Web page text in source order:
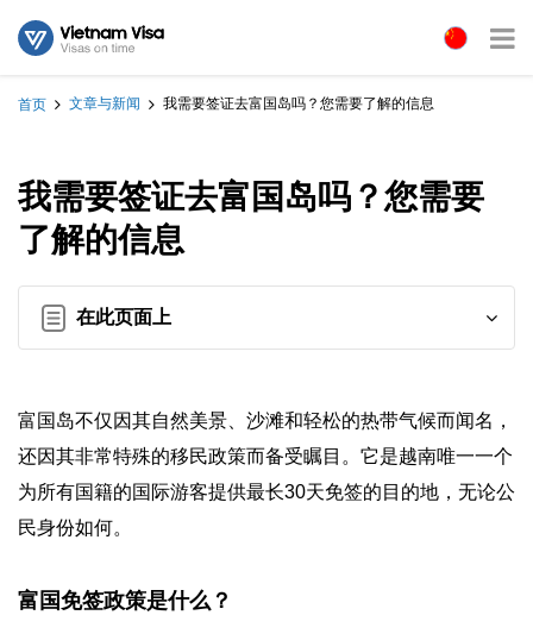
首页 文章与新闻 我需要签证去富国岛吗？您需要了解的信息
我需要签证去富国岛吗？您需要
了解的信息
在此页面上
富国岛不仅因其自然美景、沙滩和轻松的热带气候而闻名，
还因其非常特殊的移民政策而备受瞩目。它是越南唯一一个
为所有国籍的国际游客提供最长30天免签的目的地，无论公
民身份如何。
富国免签政策是什么？